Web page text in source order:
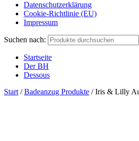
Datenschutzerklärung
Cookie-Richtlinie (EU)
Impressum
Suchen nach:
Startseite
Der BH
Dessous
Start /Badeanzug Produkte /Iris & Lilly